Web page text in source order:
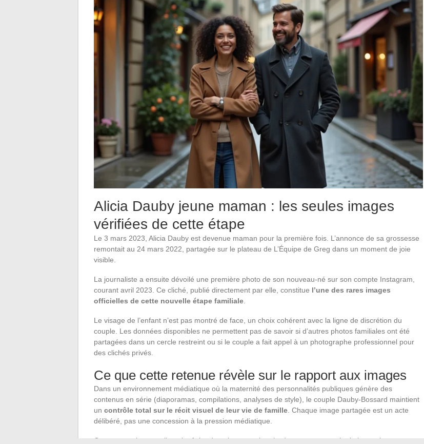
Alicia Dauby jeune maman : les seules images
vérifiées de cette étape
Le 3 mars 2023, Alicia Dauby est devenue maman pour la première fois. L’annonce de sa grossesse
remontait au 24 mars 2022, partagée sur le plateau de L’Équipe de Greg dans un moment de joie
visible.
La journaliste a ensuite dévoilé une première photo de son nouveau-né sur son compte Instagram,
courant avril 2023. Ce cliché, publié directement par elle, constitue l’une des rares images
officielles de cette nouvelle étape familiale
Le visage de l’enfant n’est pas montré de face, un choix cohérent avec la ligne de discrétion du
couple. Les données disponibles ne permettent pas de savoir si d’autres photos familiales ont été
partagées dans un cercle restreint ou si le couple a fait appel à un photographe professionnel pour
des clichés privés.
Ce que cette retenue révèle sur le rapport aux images
Dans un environnement médiatique où la maternité des personnalités publiques génère des
contenus en série (diaporamas, compilations, analyses de style), le couple Dauby-Bossard maintient
un contrôle total sur le récit visuel de leur vie de famille . Chaque image partagée est un acte
délibéré, pas une concession à la pression médiatique.
Cette approche complique la tâche de quiconque cherche à retracer une « évolution en images »